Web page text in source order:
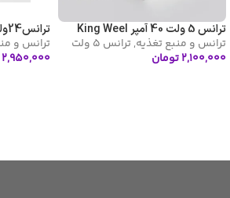
ترانس 5 ولت 40 آمپر King Weel
ترانس و منبع تغذیه,ترانس 5 ولت
۲,۱۰۰,۰۰۰تومان
ترانس24ولت20آمپرRELAX
ترانس و
۲,۹۵۰,۰۰۰